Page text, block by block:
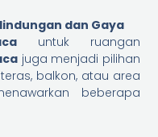
dan Gaya
untuk ruangan
juga menjadi pilihan
balkon, atau area
beberapa